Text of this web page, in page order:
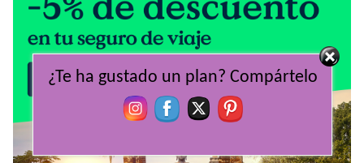
¿Te ha gustado un plan? Compártelo